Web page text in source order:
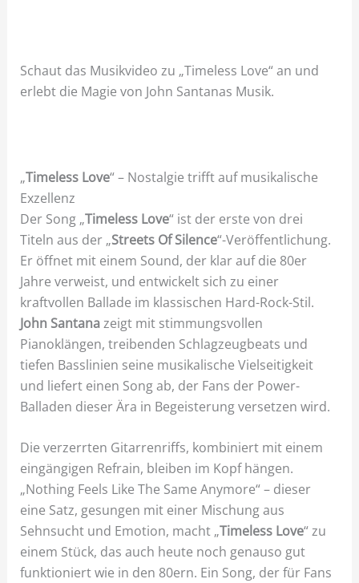
Schaut das Musikvideo zu „Timeless Love“ an und
erlebt die Magie von John Santanas Musik.
„Timeless Love“ – Nostalgie trifft auf musikalische
Exzellenz
Der Song „Timeless Love“ ist der erste von drei
Titeln aus der „Streets Of Silence“-Veröffentlichung.
Er öffnet mit einem Sound, der klar auf die 80er
Jahre verweist, und entwickelt sich zu einer
kraftvollen Ballade im klassischen Hard-Rock-Stil.
John Santanazeigt mit stimmungsvollen
Pianoklängen, treibenden Schlagzeugbeats und
tiefen Basslinien seine musikalische Vielseitigkeit
und liefert einen Song ab, der Fans der Power-
Balladen dieser Ära in Begeisterung versetzen wird.
Die verzerrten Gitarrenriffs, kombiniert mit einem
eingängigen Refrain, bleiben im Kopf hängen.
„Nothing Feels Like The Same Anymore“ – dieser
eine Satz, gesungen mit einer Mischung aus
Sehnsucht und Emotion, macht „Timeless Love“ zu
einem Stück, das auch heute noch genauso gut
funktioniert wie in den 80ern. Ein Song, der für Fans